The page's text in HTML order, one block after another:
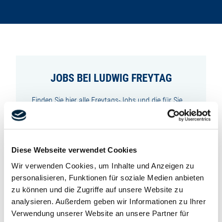
Diese Webseite verwendet Cookies
Wir verwenden Cookies, um Inhalte und Anzeigen zu
personalisieren, Funktionen für soziale Medien anbieten
zu können und die Zugriffe auf unsere Website zu
analysieren. Außerdem geben wir Informationen zu Ihrer
Verwendung unserer Website an unsere Partner für
JOBS BEI LUDWIG FREYTAG
Finden Sie hier alle Freytags-Jobs und die für Sie
passende Stelle oder bewerben Sie sich initiativ bei
uns für den Start Ihrer Freytagskarriere – schnell
Wir werden Sie in Kürze kontaktieren.
Zielgruppe Unternehmen
Region Berufsgruppe